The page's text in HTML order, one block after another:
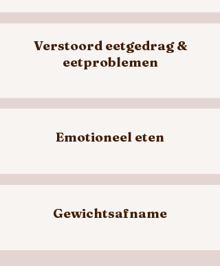
Verstoord eetgedrag &
eetproblemen
Emotioneel eten
Gewichtsafname